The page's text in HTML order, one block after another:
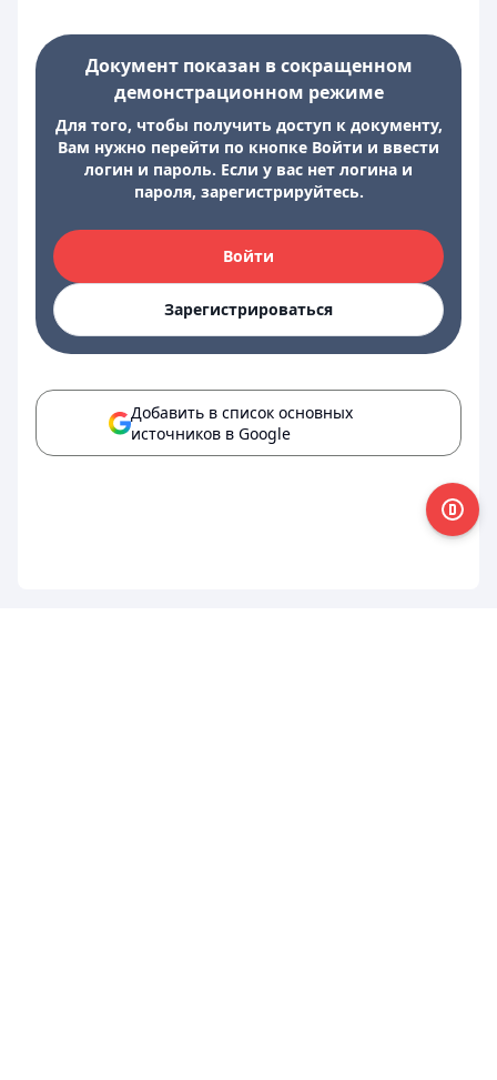
Документ показан в сокращенном
демонстрационном режиме
Для того, чтобы получить доступ к документу,
Вам нужно перейти по кнопке Войти и ввести
логин и пароль. Если у вас нет логина и
пароля, зарегистрируйтесь.
Войти
Зарегистрироваться
Добавить в список основных
источников в Google